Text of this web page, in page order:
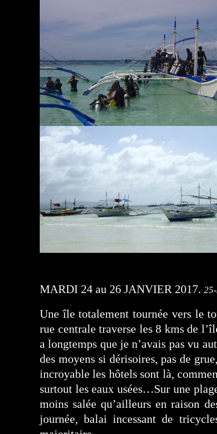
MARDI 24 au 26 JANVIER 2017.
Une île totalement tournée vers le
rue centrale traverse les 8 kms de
a longtemps que je n’avais pas vu
des moyens si dérisoires, pas de
incroyable les hôtels sont là,
surtout les eaux usées…Sur une
moins salée qu’ailleurs en raison
journée, balai incessant de